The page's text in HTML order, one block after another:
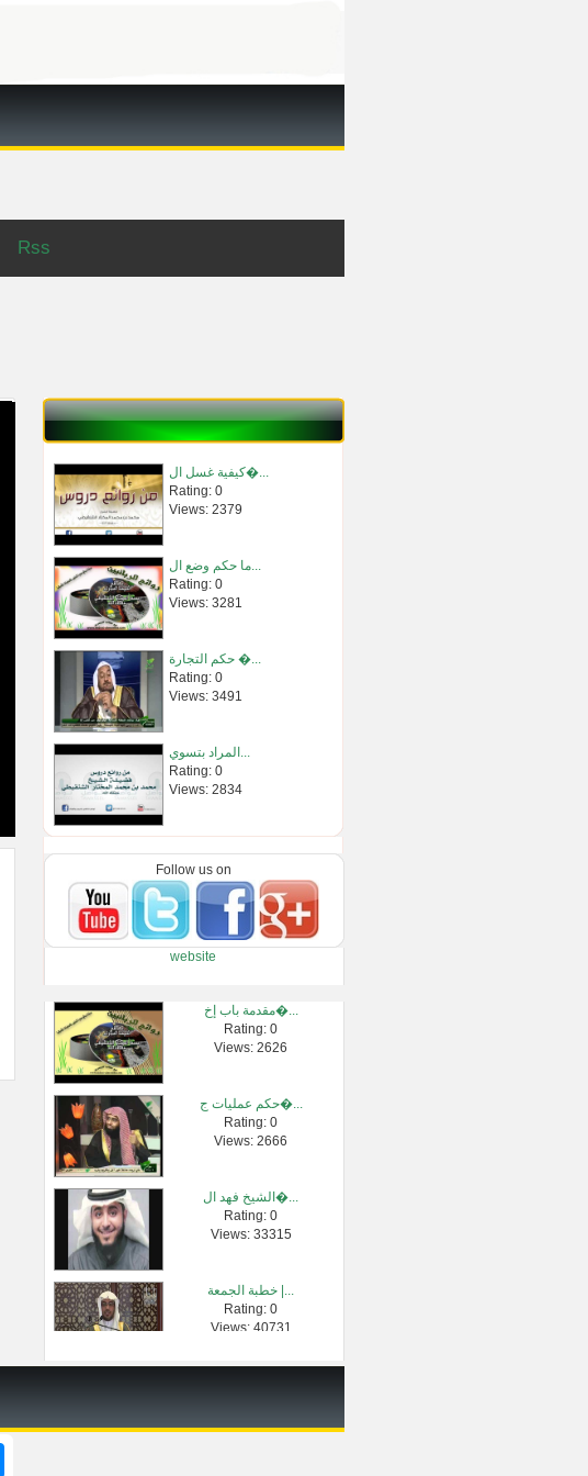
Rss
كيفية غسل ال�...
Rating: 0
Views: 2379
ما حكم وضع ال...
Rating: 0
Views: 3281
حكم التجارة �...
Rating: 0
Views: 3491
المراد بتسوي...
Rating: 0
Views: 2834
Rating: 0
Views: 8359469
اليقين الحقي...
Rating: 0
30- شرح الأربع...
Rating: 0
الإستمناء ( ت...
Rating: 0
طارق السويدا...
Rating: 0
خطبة جمعة ال�...
Rating: 0
Follow us on
website
مقدمة باب إخ�...
Rating: 0
Views: 2626
حكم عمليات ج�...
Rating: 0
Views: 2666
الشيخ فهد ال�...
Rating: 0
Views: 33315
خطبة الجمعة |...
Rating: 0
Views: 40731